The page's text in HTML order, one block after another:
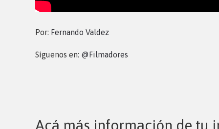
Por: Fernando Valdez
Síguenos en: @Filmadores
Acá más información de tu